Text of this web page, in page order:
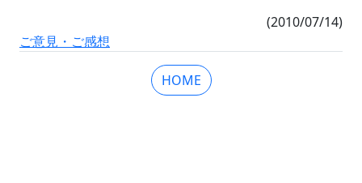
(2010/07/14)
ご意見・ご感想
HOME